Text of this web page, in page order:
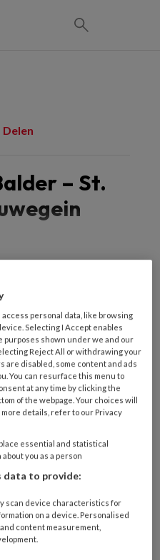
Delen
– St.
lezen?
aan op NHJ.nl.
Heart
toegankelijk voor
U kunt zich
BIG-registratie,
of een medisch
en artikelen van
personal data, like browsing
Selecting I Accept enables
purposes shown under we and our
Reject All or withdrawing your
are disabled, some content and ads
You can resurface this menu to
at any time by clicking the
of the webpage. Your choices will
details, refer to our Privacy
essential and statistical
you as a person
data to provide:
scan device characteristics for
on a device. Personalised
content measurement,